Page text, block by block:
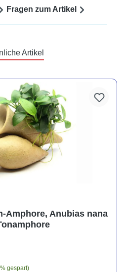
Fragen zum Artikel
Artikel
Amphore, Anubias nana
gespart)